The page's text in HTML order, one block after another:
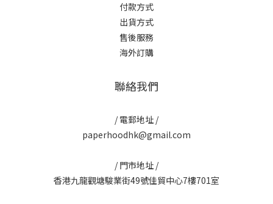
付款方式
出貨方式
售後服務
海外訂購
聯絡我們
/ 電郵地址 /
paperhoodhk@gmail.com
/ 門市地址 /
香港九龍觀塘駿業街49號佳貿中心7樓701室